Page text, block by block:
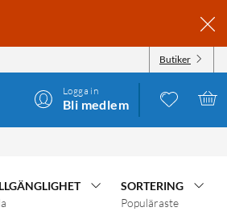
Butiker
Logga in
Bli medlem
SORTERING
Populäraste